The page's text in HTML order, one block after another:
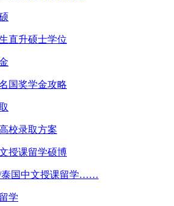
直升硕士学位
国奖学金攻略
校录取方案
授课留学硕博
泰国中文授课留学……
学